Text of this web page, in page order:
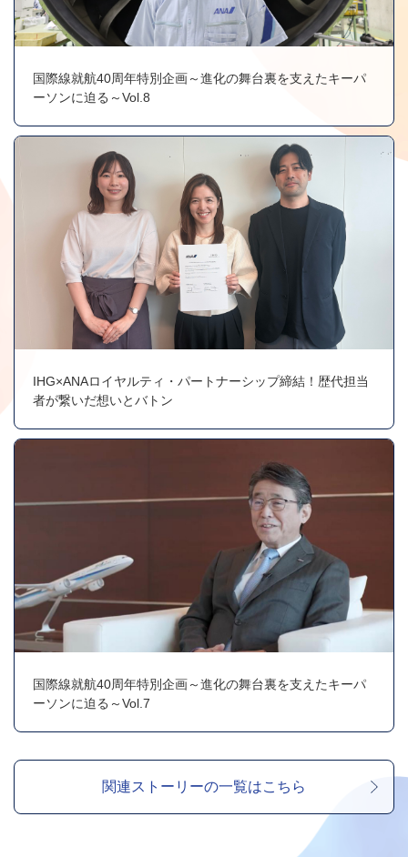
国際線就航40周年特別企画～進化の舞台裏を支えたキーパ
ーソンに迫る～Vol.8
IHG×ANAロイヤルティ・パートナーシップ締結！歴代担当
者が繋いだ想いとバトン
国際線就航40周年特別企画～進化の舞台裏を支えたキーパ
ーソンに迫る～Vol.7
関連ストーリーの一覧はこちら